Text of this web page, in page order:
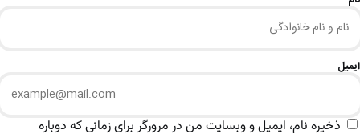
ایمیل
ذخیره نام، ایمیل و وبسایت من در مرورگر برای زمانی که دوباره